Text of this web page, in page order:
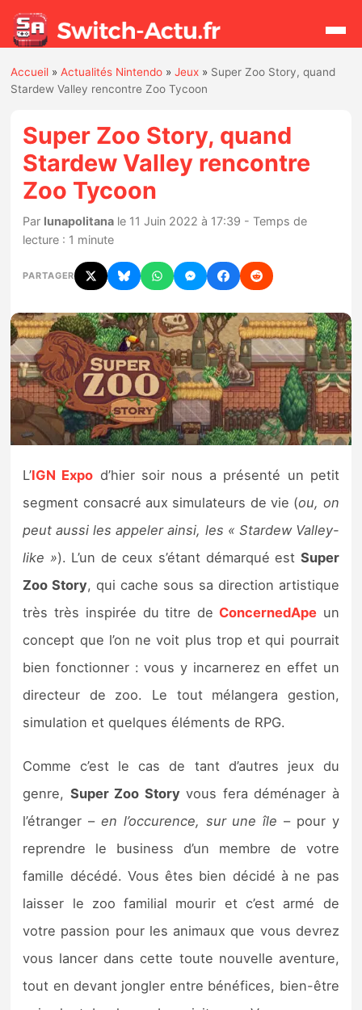
Actualités
Jeux
Hardware
Mises à jour
Chiffres de ventes
Rumeurs
Nintendo Direct
Tests et previews
Tests de jeux
Tests d’accessoires
Autres tests
Previews
Précommandes
Précommandes jeux Switch 2
Bons plans
Accueil »Actualités Nintendo »Jeux » Super Zoo Story, quand
Stardew Valley rencontre Zoo Tycoon
Super Zoo Story, quand
Stardew Valley rencontre
Zoo Tycoon
Par lunapolitana le 11 Juin 2022 à 17:39 - Temps de
lecture : 1 minute
PARTAGER
L’IGN Expo d’hier soir nous a présenté un petit
segment consacré aux simulateurs de vie (ou, on
peut aussi les appeler ainsi, les « Stardew Valley-
like »). L’un de ceux s’étant démarqué est Super
Zoo Story, qui cache sous sa direction artistique
très très inspirée du titre de ConcernedApe un
concept que l’on ne voit plus trop et qui pourrait
bien fonctionner : vous y incarnerez en effet un
directeur de zoo. Le tout mélangera gestion,
simulation et quelques éléments de RPG.
Comme c’est le cas de tant d’autres jeux du
genre, Super Zoo Storyvous fera déménager à
l’étranger – en l’occurence, sur une île – pour y
reprendre le business d’un membre de votre
famille décédé. Vous êtes bien décidé à ne pas
laisser le zoo familial mourir et c’est armé de
votre passion pour les animaux que vous devrez
vous lancer dans cette toute nouvelle aventure,
tout en devant jongler entre bénéfices, bien-être